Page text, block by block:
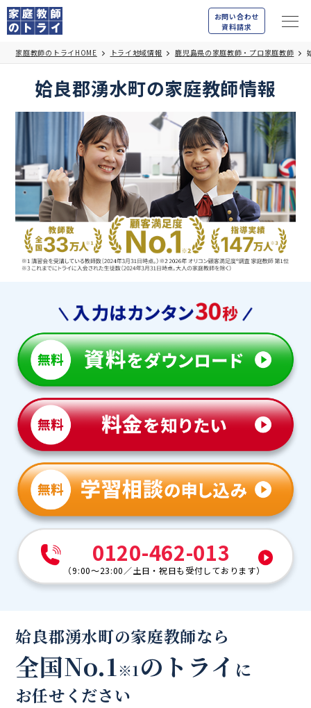
お問い合わせ
資料請求
家庭教師のトライHOME トライ地域情報 鹿児島県の家庭教師・プロ家庭教師
姶良郡湧水町の家庭教師情報
0120-462-013
（9:00～23:00／土日・祝日も受付しております）
姶良郡湧水町の家庭教師なら
全国No.1※1のトライ に
お任せください